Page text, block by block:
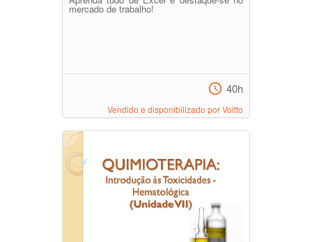
mercado de trabalho!
40h
Vendido e disponibilizado por Voitto